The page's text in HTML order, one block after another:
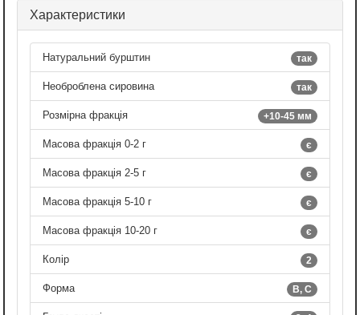
Характеристики
так
Натуральний бурштин
так
Необроблена сировина
+10-45 мм
Розмірна фракція
є
Масова фракція 0-2 г
є
Масова фракція 2-5 г
є
Масова фракція 5-10 г
є
Масова фракція 10-20 г
2
Колір
B, C
Форма